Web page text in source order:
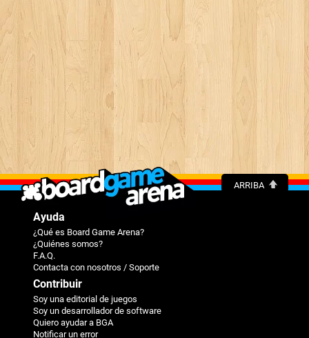
ARRIBA
Ayuda
¿Qué es Board Game Arena?
¿Quiénes somos?
F.A.Q.
Contacta con nosotros / Soporte
Contribuir
Soy una editorial de juegos
Soy un desarrollador de software
Quiero ayudar a BGA
Notificar un error